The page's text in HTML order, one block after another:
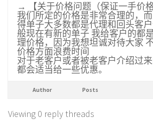
→ 【关于价格问题（保证一手价格
我们所定的价格是非常合理的，
得单子大多数都是代理和回头客
般现在有新的单子 我给客户的都
理价格，因为我想坦诚对待大家
价格方面浪费时间
对于老客户或者被老客户介绍过
都会适当给一些优惠。
Author Posts
Viewing 0 reply threads